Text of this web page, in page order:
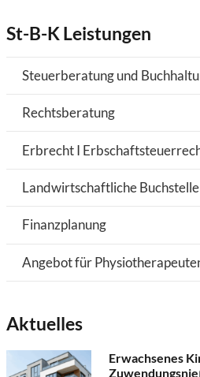
St-B-K Leistungen
Steuerberatung und
Rechtsberatung
Erbrecht I
Landwirtschaftliche Buchstelle
Finanzplanung
Angebot für
Aktuelles
Erwachsenes